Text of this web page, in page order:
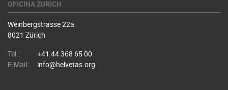
OFICINA ZURICH
Weinbergstrasse 22a
8021 Zürich
Tel.:
+41 44 368 65 00
E-Mail:
info@helvetas.org